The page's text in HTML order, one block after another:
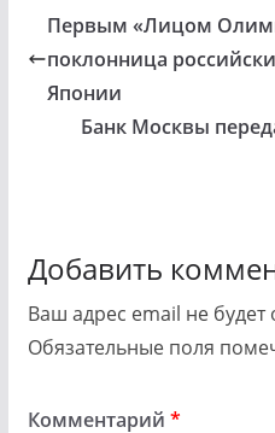
Первым «Лицом
поклонница
Японии
Банк Москвы
Добавить
Ваш адрес email не будет
Обязательные поля
Комментарий *